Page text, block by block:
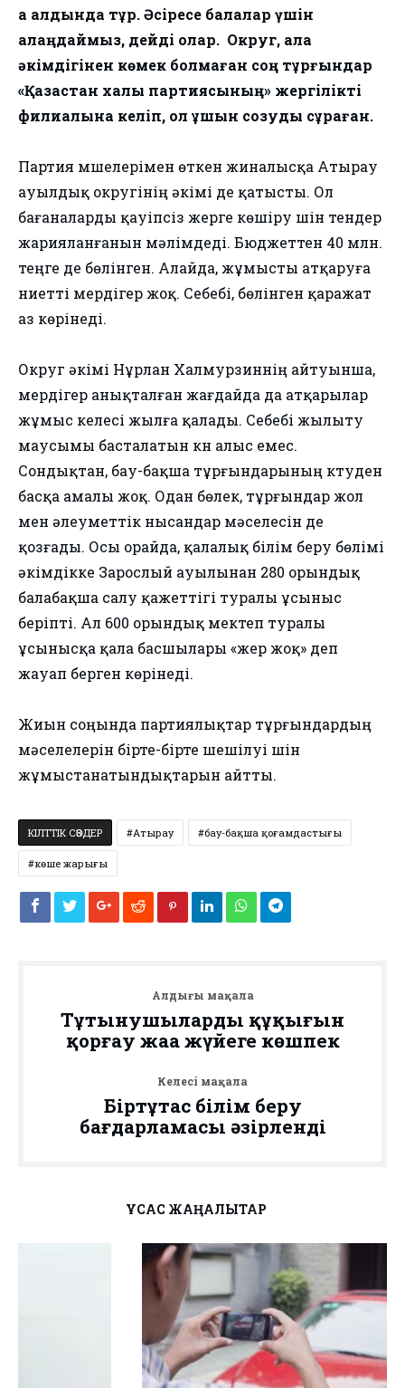
ақ алдында тұр. Әсіресе балалар үшін
алаңдаймыз, дейді олар. Округ, қала
әкімдігінен көмек болмаған соң тұрғындар
«Қазақстан халық партиясының» жергілікті
филиалына келіп, қол ұшын созуды сұраған.
Партия мүшелерімен өткен жиналысқа Атырау
ауылдық округінің әкімі де қатысты. Ол
бағаналарды қауіпсіз жерге көшіру үшін тендер
жарияланғанын мәлімдеді. Бюджеттен 40 млн.
теңге де бөлінген. Алайда, жұмысты атқаруға
ниетті мердігер жоқ. Себебі, бөлінген қаражат
аз көрінеді.
Округ әкімі Нұрлан Халмурзиннің айтуынша,
мердігер анықталған жағдайда да атқарылар
жұмыс келесі жылға қалады. Себебі жылыту
маусымы басталатын күн алыс емес.
Сондықтан, бау-бақша тұрғындарының күтуден
басқа амалы жоқ. Одан бөлек, тұрғындар жол
мен әлеуметтік нысандар мәселесін де
қозғады. Осы орайда, қалалық білім беру бөлімі
әкімдікке Зарослый ауылынан 280 орындық
балабақша салу қажеттігі туралы ұсыныс
беріпті. Ал 600 орындық мектеп туралы
ұсынысқа қала басшылары «жер жоқ» деп
жауап берген көрінеді.
Жиын соңында партиялықтар тұрғындардың
мәселелерін бірте-бірте шешілуі үшін
жұмыстанатындықтарын айтты.
КІЛТТІК СӨЗДЕР Атырау бау-бақша қоғамдастығы
көше жарығы
Алдыңғы мақала
Тұтынушылардың құқығын
қорғау жаңа жүйеге көшпек
Келесі мақала
Біртұтас білім беру
бағдарламасы әзірленді
ҰҚСАС ЖАҢАЛЫҚТАР